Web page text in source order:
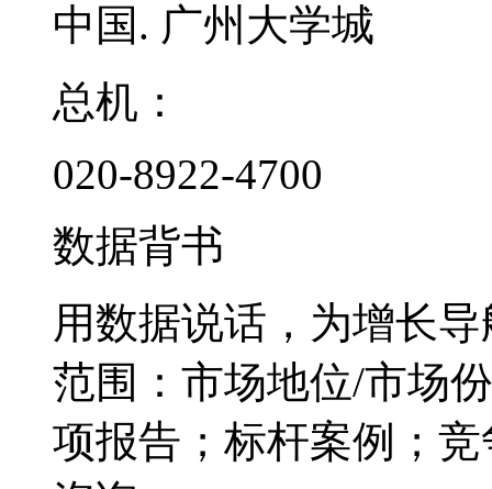
中国. 广州大学城
总机：
020-8922-4700
数据背书
用数据说话，为增长导
范围：市场地位/市场
项报告；标杆案例；